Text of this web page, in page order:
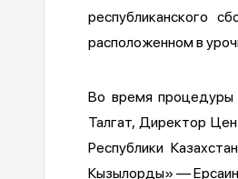
республиканского
расположенном в
Во время процедуры
Талгат, Директор
Республики
Кызылорды» — Ерсаин